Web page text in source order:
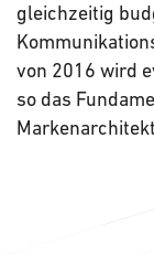
gleichzeitig
von 2016 wird
so das